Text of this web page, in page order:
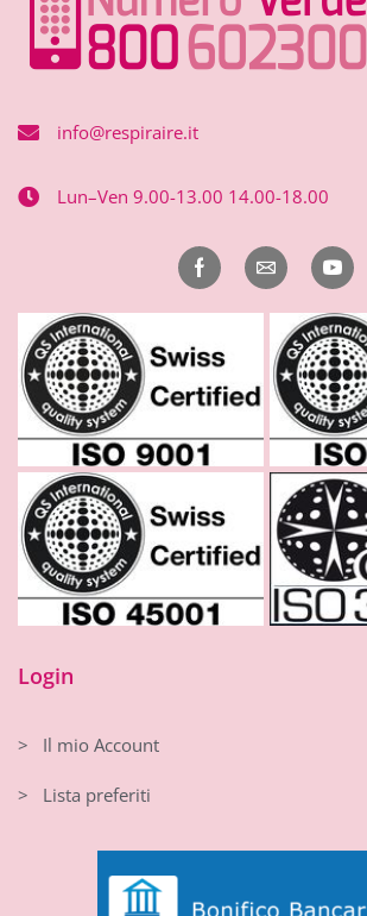
info@respiraire.it
Lun–Ven 9.00-13.00 14.00-18.00
Login
> Il mio Account
> Lista preferiti